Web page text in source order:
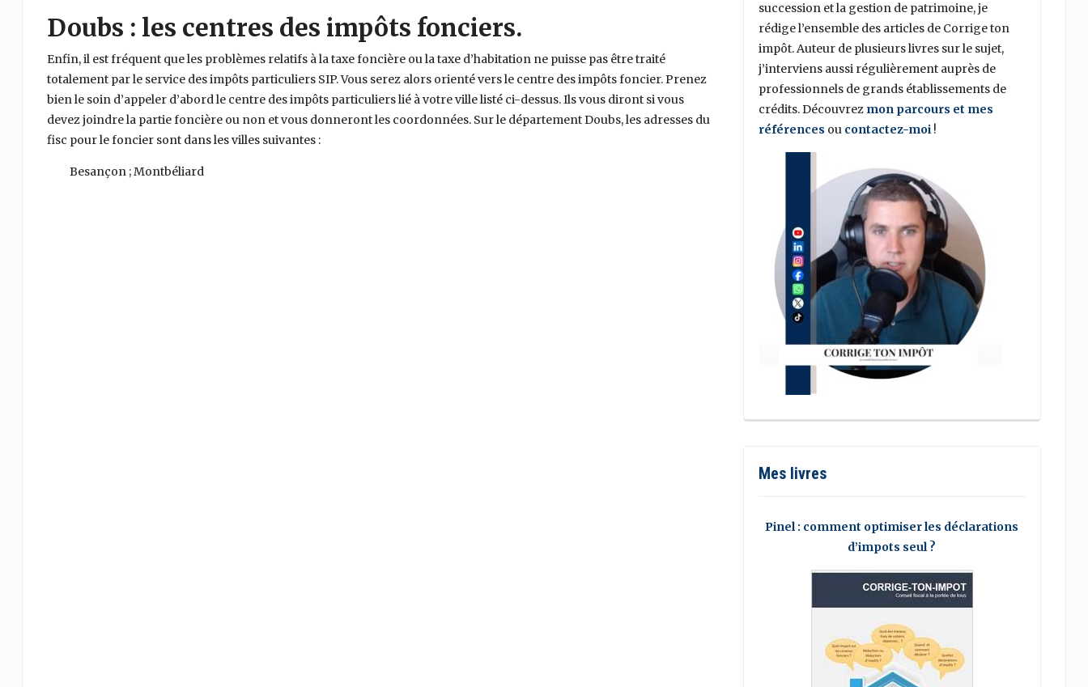
Doubs : les centres des impôts fonciers.
Enfin, il est fréquent que les problèmes relatifs à la taxe foncière ou la taxe d’habitation ne puisse pas être traité
totalement par le service des impôts particuliers SIP. Vous serez alors orienté vers le centre des impôts foncier. Prenez
bien le soin d’appeler d’abord le centre des impôts particuliers lié à votre ville listé ci-dessus. Ils vous diront si vous
devez joindre la partie foncière ou non et vous donneront les coordonnées. Sur le département Doubs, les adresses du
fisc pour le foncier sont dans les villes suivantes :
Besançon ; Montbéliard
succession et la gestion de patrimoine, je
rédige l’ensemble des articles de Corrige ton
impôt. Auteur de plusieurs livres sur le sujet,
j’interviens aussi régulièrement auprès de
professionnels de grands établissements de
crédits. Découvrez mon parcours et mes
références ou contactez-moi!
Mes livres
Pinel : comment optimiser les déclarations
d’impots seul ?